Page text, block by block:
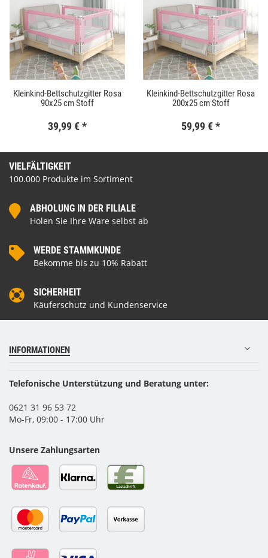
Kleinkind-Bettschutzgitter Rosa
90x25 cm Stoff
39,99 €*
Kleinkind-Bettschutzgitter Rosa
200x25 cm Stoff
59,99 €*
VIELFÄLTIGKEIT
100.000 Produkte im Sortiment
ABHOLUNG IN DER FILIALE
Holen Sie Ihre Ware selbst ab
WERDE STAMMKUNDE
Bekomme bis zu 10% Rabatt
SICHERHEIT
Käuferschutz und Kundenservice
INFORMATIONEN
Telefonische Unterstützung und Beratung unter:
0621 31 96 53 72
Mo-Fr, 09:00 - 17:00 Uhr
Unsere Zahlungsarten